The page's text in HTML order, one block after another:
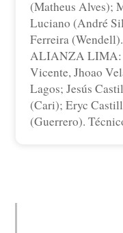
(Matheus Alves);
Luciano (André
Ferreira
ALIANZA LIMA:
Vicente, Jhoao
Lagos; Jesús
(Cari); Eryc
(Guerrero).